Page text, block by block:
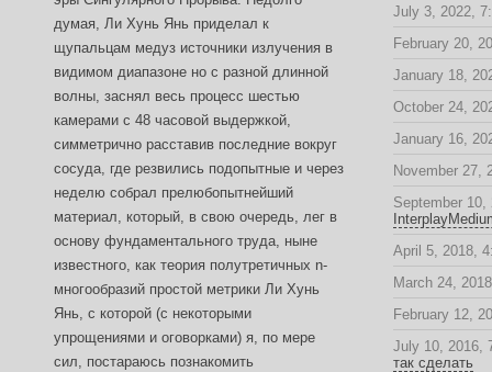
думая, Ли Хунь Янь приделал к
щупальцам медуз источники излучения в
видимом диапазоне но с разной длинной
волны, заснял весь процесс шестью
камерами с 48 часовой выдержкой,
симметрично расставив последние вокруг
сосуда, где резвились подопытные и через
неделю собрал прелюбопытнейший
материал, который, в свою очередь, лег в
основу фундаментального труда, ныне
известного, как теория полутретичных n-
многообразий простой метрики Ли Хунь
Янь, с которой (с некоторыми
упрощениями и оговорками) я, по мере
сил, постараюсь познакомить
July 3, 2022,
February 20,
January 18,
October 24,
January 16,
November 27,
September 10,
April 5, 2018,
March 24,
February 12,
July 10, 2016,
так сделать